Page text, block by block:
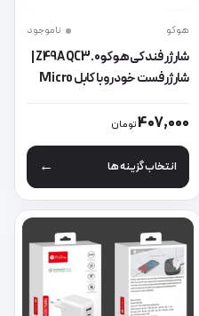
باشد. گزینه ها ممکن است در
هوکو ناموجود
شارژر فندکی هوکو Z49A QC3.0 |
شارژر فست خودرو با کابل Micro
407,000تومان
انتخاب گزینه ها
این محصول دارای انواع مختلفی